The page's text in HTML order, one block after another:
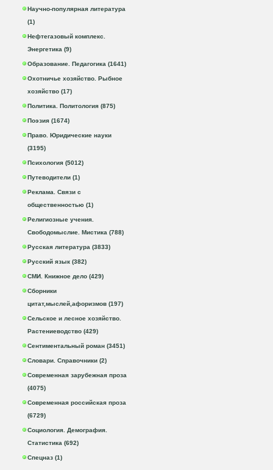
Научно-популярная литература
(1)
Нефтегазовый комплекс.
Энергетика (9)
Образование. Педагогика (1641)
Охотничье хозяйство. Рыбное
хозяйство (17)
Политика. Политология (875)
Поэзия (1674)
Право. Юридические науки
(3195)
Психология (5012)
Путеводители (1)
Реклама. Связи с
общественностью (1)
Религиозные учения.
Свободомыслие. Мистика (788)
Русская литература (3833)
Русский язык (382)
СМИ. Книжное дело (429)
Сборники
цитат,мыслей,афоризмов (197)
Сельское и лесное хозяйство.
Растениеводство (429)
Сентиментальный роман (3451)
Словари. Справочники (2)
Современная зарубежная проза
(4075)
Современная российская проза
(6729)
Социология. Демография.
Статистика (692)
Спецназ (1)